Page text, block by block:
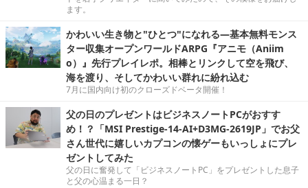
ます。
かわいい生き物と"ひとつ"になれる―基本無料モンス
ター収集オープンワールドARPG『アニモ（Aniim
o）』先行プレイレポ。相棒とリンクして空を飛び、
海を渡り、そしてかわいい群れに紛れ込む
7月に国内向け初のクローズドベータ開催！
父の日のプレゼントはビジネスノートPCがおすす
め！？「MSI Prestige-14-AI+D3MG-2619JP」でお父
さん世代に嬉しいカプコンの懐ゲーもいっしょにプレ
ゼントしてみた
父の日に奮発して「ビジネスノートPC」をプレゼントした息子
と父の心温まる一日？